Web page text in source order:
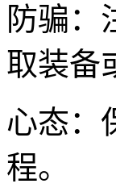
防骗：
取装备
心态：
程。